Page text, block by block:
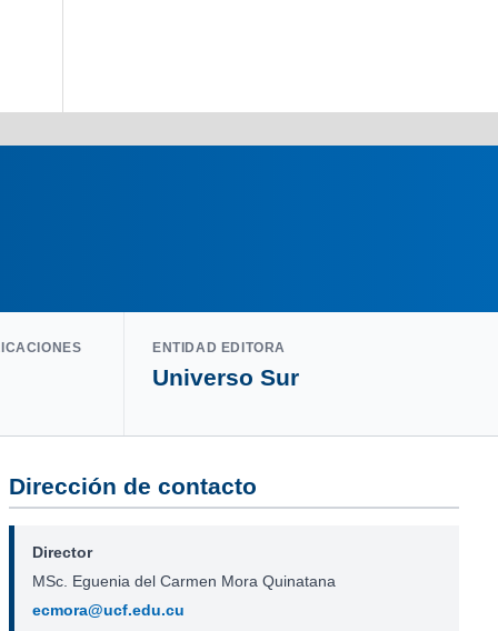
ENTIDAD EDITORA
Universo Sur
Dirección de contacto
Director
MSc. Eguenia del Carmen Mora Quinatana
ecmora@ucf.edu.cu